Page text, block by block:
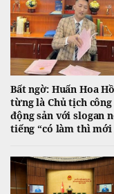
Bất ngờ: Huấn Hoa
từng là Chủ tịch
động sản với slogan
tiếng “có làm thì mới